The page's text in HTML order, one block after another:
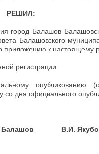
РЕШИЛ:
город Балашов
Балашовского
приложению к настоящему
регистрации.
опубликованию
со дня официального
Балашов В.И.